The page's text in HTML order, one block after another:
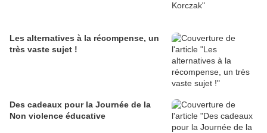
Les alternatives à la récompense, un
très vaste sujet !
Des cadeaux pour la Journée de la
Non violence éducative